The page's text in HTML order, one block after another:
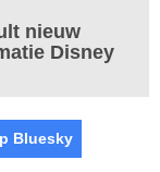
nieuw
Disney
Bluesky